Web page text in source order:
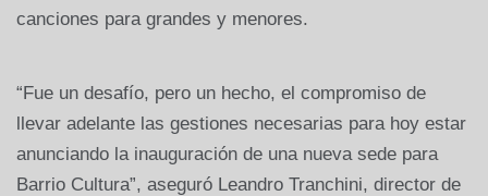
canciones para grandes y menores.
“Fue un desafío, pero un hecho, el compromiso de
llevar adelante las gestiones necesarias para hoy estar
anunciando la inauguración de una nueva sede para
Barrio Cultura”, aseguró Leandro Tranchini, director de